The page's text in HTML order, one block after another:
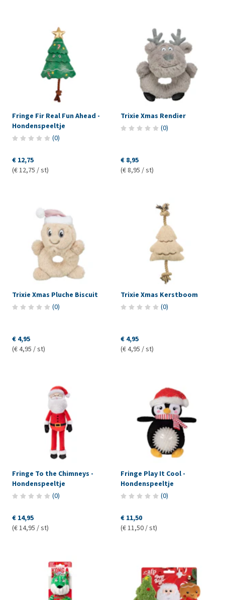
Fringe Fir Real Fun Ahead -
Hondenspeeltje
(0)
€ 12,75
(€ 12,75 / st)
Trixie Xmas Rendier
(0)
€ 8,95
(€ 8,95 / st)
Trixie Xmas Pluche Biscuit
(0)
€ 4,95
(€ 4,95 / st)
Trixie Xmas Kerstboom
(0)
€ 4,95
(€ 4,95 / st)
Fringe To the Chimneys -
Hondenspeeltje
(0)
€ 14,95
(€ 14,95 / st)
Fringe Play It Cool -
Hondenspeeltje
(0)
€ 11,50
(€ 11,50 / st)